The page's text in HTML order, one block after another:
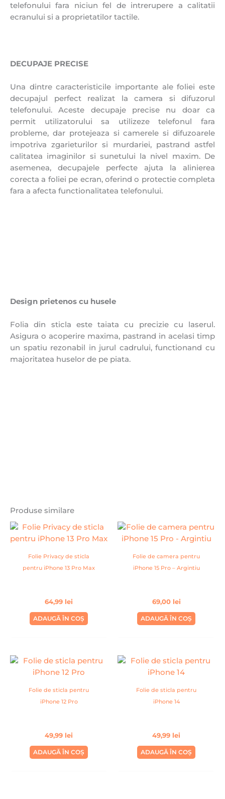
telefonului fara niciun fel de intrerupere a calitatii
ecranului si a proprietatilor tactile.
DECUPAJE PRECISE
Una dintre caracteristicile importante ale foliei este
decupajul perfect realizat la camera si difuzorul
telefonului. Aceste decupaje precise nu doar ca
permit utilizatorului sa utilizeze telefonul fara
probleme, dar protejeaza si camerele si difuzoarele
impotriva zgarieturilor si murdariei, pastrand astfel
calitatea imaginilor si sunetului la nivel maxim. De
asemenea, decupajele perfecte ajuta la alinierea
corecta a foliei pe ecran, oferind o protectie completa
fara a afecta functionalitatea telefonului.
Design prietenos cu husele
Folia din sticla
este taiata cu precizie cu laserul.
Asigura o acoperire maxima, pastrand in acelasi timp
un spatiu rezonabil in jurul cadrului, functionand cu
majoritatea huselor de pe piata.
Produse similare
Folie Privacy de sticla
pentru iPhone 13 Pro Max
64,99 lei
ADAUGĂ ÎN COȘ
Folie de camera pentru
iPhone 15 Pro – Argintiu
69,00 lei
ADAUGĂ ÎN COȘ
Folie de sticla pentru
iPhone 12 Pro
49,99 lei
ADAUGĂ ÎN COȘ
Folie de sticla pentru
iPhone 14
49,99 lei
ADAUGĂ ÎN COȘ